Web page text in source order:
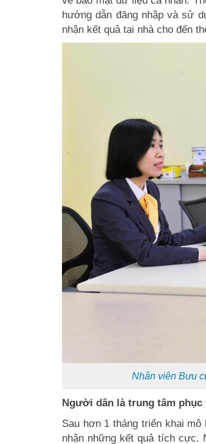
hướng dẫn đăng nhập và sử
nhận kết quả tại nhà cho đến
Nhân viên Bưu
Người dân là trung tâm phục
Sau hơn 1 tháng triển khai
nhận những kết quả tích cực.